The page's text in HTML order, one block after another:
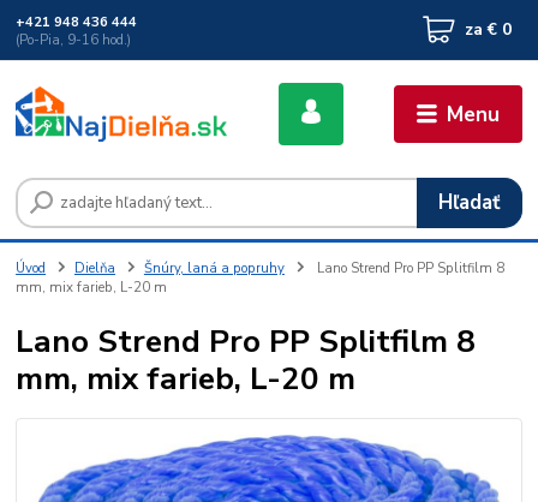
Menu
Hľadať
+421 948 436 444
(Po-Pia, 9-16 hod.)
za € 0
Úvod Dielňa Šnúry, laná a popruhy
Lano Strend Pro PP Splitfilm 8
mm, mix farieb, L-20 m
Lano Strend Pro PP Splitfilm 8
mm, mix farieb, L-20 m